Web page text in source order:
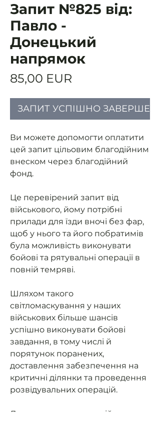
Запит №825 від:
Павло -
Донецький
напрямок
85,00 EUR
ЗАПИТ УСПІШНО
Ви можете допомогти оплатити
цей запит цільовим благодійним
внеском через благодійний
фонд.
Це перевірений запит від
військового, йому потрібні
прилади для їзди вночі без фар,
щоб у нього та його побратимів
була можливість виконувати
бойові та рятувальні операції в
повній темряві.
Шляхом такого
світломаскування у наших
військових більше шансів
успішно виконувати бойові
завдання, в тому числі й
порятунок поранених,
доставлення забезпечення на
критичні ділянки та проведення
розвідувальних операцій.
Допоможемо нашим військовим